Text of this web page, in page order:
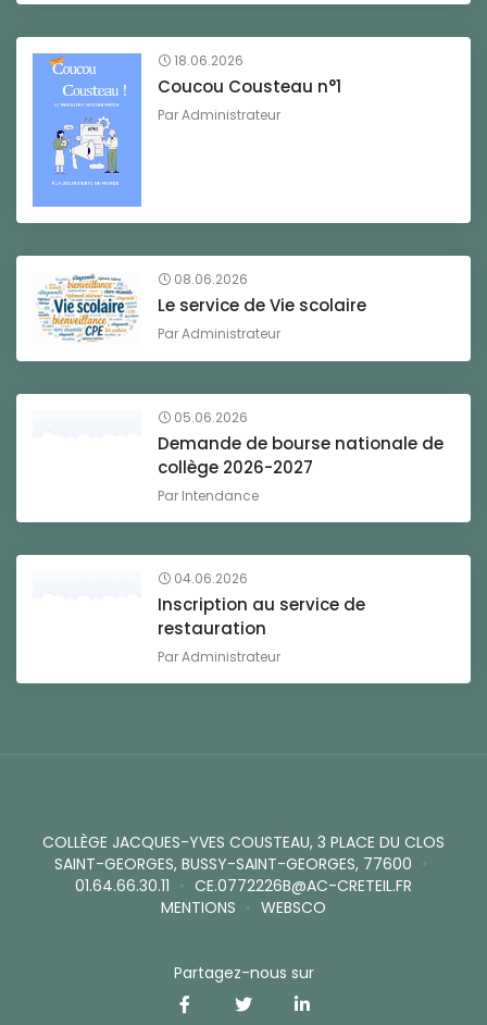
18.06.2026
Coucou Cousteau n°1
ParAdministrateur
08.06.2026
Le service de Vie scolaire
ParAdministrateur
05.06.2026
Demande de bourse nationale de
collège 2026-2027
Par Intendance
04.06.2026
Inscription au service de
restauration
ParAdministrateur
COLLÈGE JACQUES-YVES COUSTEAU, 3 PLACE DU CLOS
SAINT-GEORGES, BUSSY-SAINT-GEORGES, 77600 •
01.64.66.30.11 • CE.0772226B@AC-CRETEIL.FR
MENTIONS • WEBSCO
Partagez-nous sur